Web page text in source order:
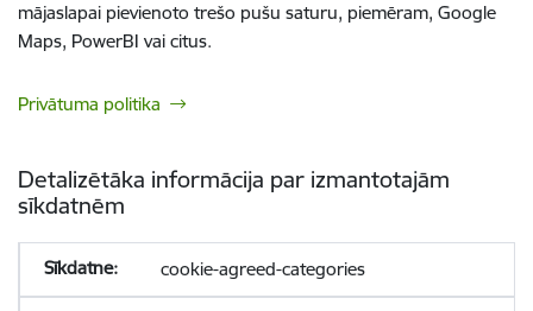
mājaslapai pievienoto trešo pušu saturu, piemēram, Google
Maps, PowerBI vai citus.
Privātuma politika
Detalizētāka informācija par izmantotajām
sīkdatnēm
cookie-agreed-categories